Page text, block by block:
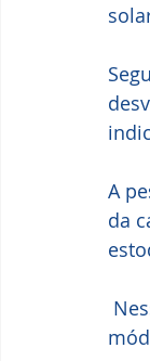
A
da